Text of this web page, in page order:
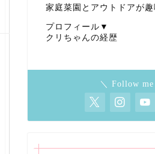
家庭菜園とアウトドアが趣
プロフィール▼
クリちゃんの経歴
＼ Follow me